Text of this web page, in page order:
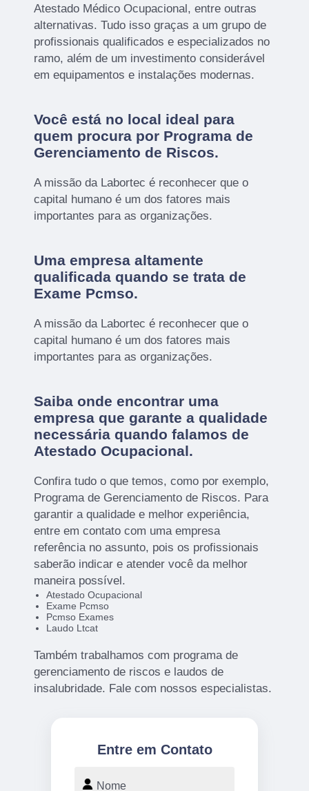
Atestado Médico Ocupacional, entre outras
alternativas. Tudo isso graças a um grupo de
profissionais qualificados e especializados no
ramo, além de um investimento considerável
em equipamentos e instalações modernas.
Você está no local ideal para
quem procura por Programa de
Gerenciamento de Riscos.
A missão da Labortec é reconhecer que o
capital humano é um dos fatores mais
importantes para as organizações.
Uma empresa altamente
qualificada quando se trata de
Exame Pcmso.
A missão da Labortec é reconhecer que o
capital humano é um dos fatores mais
importantes para as organizações.
Saiba onde encontrar uma
empresa que garante a qualidade
necessária quando falamos de
Atestado Ocupacional.
Confira tudo o que temos, como por exemplo,
Programa de Gerenciamento de Riscos. Para
garantir a qualidade e melhor experiência,
entre em contato com uma empresa
referência no assunto, pois os profissionais
saberão indicar e atender você da melhor
maneira possível.
Atestado Ocupacional
Exame Pcmso
Pcmso Exames
Laudo Ltcat
Também trabalhamos com programa de
gerenciamento de riscos e laudos de
insalubridade. Fale com nossos especialistas.
Entre em Contato